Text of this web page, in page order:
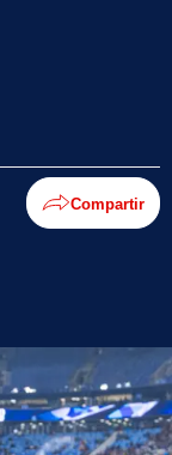
Compartir